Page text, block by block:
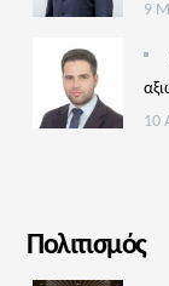
9
10
Πολιτισμός